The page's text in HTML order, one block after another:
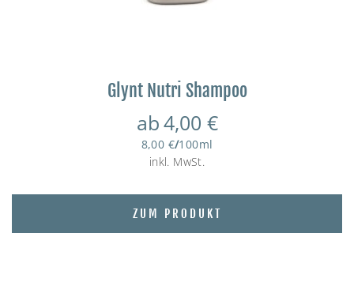
Glynt Nutri Shampoo
ab4,00 €
8,00 €/100ml
inkl. MwSt.
ZUM PRODUKT